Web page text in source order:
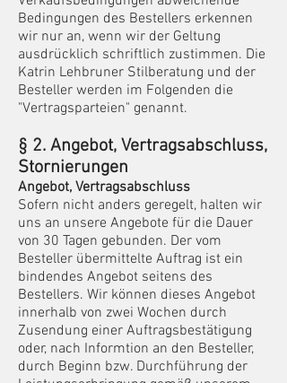
Bedingungen des Bestellers erkennen
wir nur an, wenn wir der Geltung
ausdrücklich schriftlich zustimmen. Die
Katrin Lehbruner Stilberatung und der
Besteller werden im Folgenden die
"Vertragsparteien" genannt.
§ 2. Angebot, Vertragsabschluss,
Stornierungen
Angebot, Vertragsabschluss
Sofern nicht anders geregelt, halten wir
uns an unsere Angebote für die Dauer
von 30 Tagen gebunden. Der vom
Besteller übermittelte Auftrag ist ein
bindendes Angebot seitens des
Bestellers. Wir können dieses Angebot
innerhalb von zwei Wochen durch
Zusendung einer Auftragsbestätigung
oder, nach Informtion an den Besteller,
durch Beginn bzw. Durchführung der